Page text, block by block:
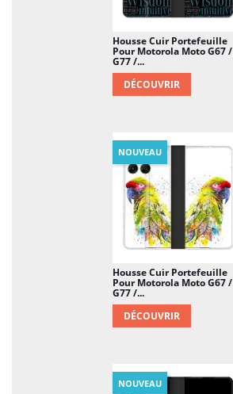
Housse Cuir Portefeuille
Pour Motorola Moto G67 /
G77 /...
DÉCOUVRIR
Housse Cuir Portefeuille
Pour Motorola Moto G67 /
G77 /...
DÉCOUVRIR
NOUVEAU
NOUVEAU